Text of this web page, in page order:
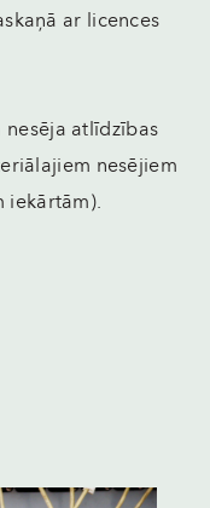
ar licences
nesēja atlīdzības
nesējiem
iekārtām).